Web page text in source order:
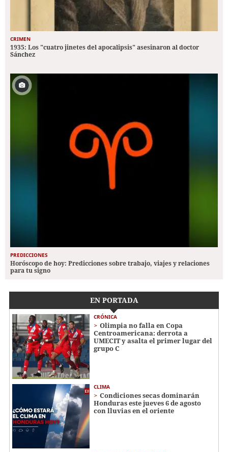
CRIMEN
1935: Los "cuatro jinetes del apocalipsis" asesinaron al doctor
Sánchez
PREDICCIONES
Horóscopo de hoy: Predicciones sobre trabajo, viajes y relaciones
para tu signo
EN PORTADA
CRÓNICA
Olimpia no falla en Copa
Centroamericana: derrota a
UMECIT y asalta el primer lugar del
grupo C
CLIMA
Condiciones secas dominarán
Honduras este jueves 6 de agosto
con lluvias en el oriente